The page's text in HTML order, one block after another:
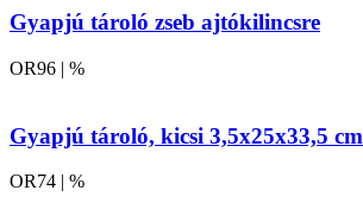
Gyapjú tároló zseb ajtókilincsre
OR96 | %
Gyapjú tároló, kicsi 3,5x25x33,5 cm
OR74 | %